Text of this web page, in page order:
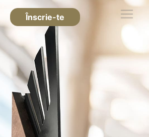
Înscrie-te